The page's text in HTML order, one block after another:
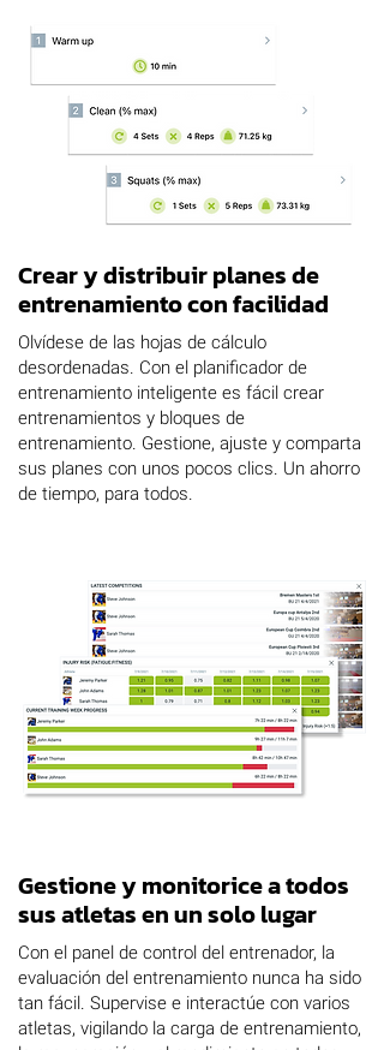
Crear y distribuir planes de
entrenamiento con facilidad
Olvídese de las hojas de cálculo
desordenadas. Con el planificador de
entrenamiento inteligente es fácil crear
entrenamientos y bloques de
entrenamiento. Gestione, ajuste y comparta
sus planes con unos pocos clics. Un ahorro
de tiempo, para todos.
Gestione y monitorice a todos
sus atletas en un solo lugar
Con el panel de control del entrenador, la
evaluación del entrenamiento nunca ha sido
tan fácil. Supervise e interactúe con varios
atletas, vigilando la carga de entrenamiento,